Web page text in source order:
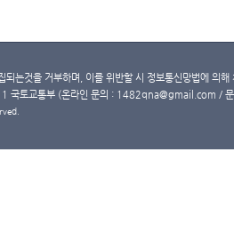
되는것을 거부하며, 이를 위반할 시 정보통신망법에 의
국토교통부 (온라인 문의 : 1482qna@gmail.com /